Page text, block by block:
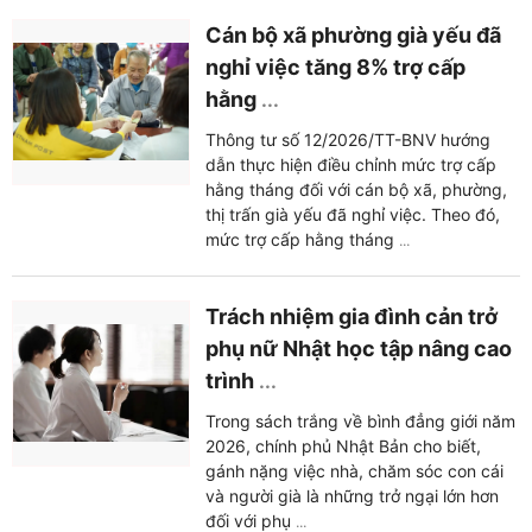
Cán bộ xã phường già yếu đã
nghỉ việc tăng 8% trợ cấp
hằng...
Thông tư số 12/2026/TT-BNV hướng
dẫn thực hiện điều chỉnh mức trợ cấp
hằng tháng đối với cán bộ xã, phường,
thị trấn già yếu đã nghỉ việc. Theo đó,
mức trợ cấp hằng tháng ...
Trách nhiệm gia đình cản trở
phụ nữ Nhật học tập nâng cao
trình...
Trong sách trắng về bình đẳng giới năm
2026, chính phủ Nhật Bản cho biết,
gánh nặng việc nhà, chăm sóc con cái
và người già là những trở ngại lớn hơn
đối với phụ ...